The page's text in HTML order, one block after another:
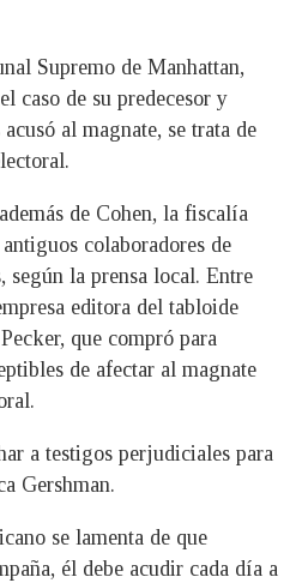
Supremo de Manhattan,
caso de su predecesor y
al magnate, se trata de
de Cohen, la fiscalía
colaboradores de
según la prensa local. Entre
editora del tabloide
que compró para
de afectar al magnate
a testigos perjudiciales para
Gershman.
se lamenta de que
él debe acudir cada día a